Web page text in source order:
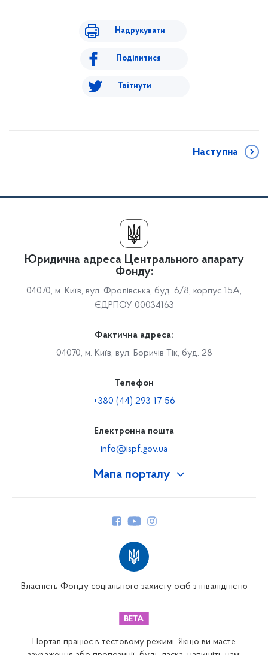
Надрукувати
Поділитися
Твітнути
Наступна
Мапа порталу
Закарпатське відділення
Юридична адреса Центрального апарату
Фонду:
04070, м. Київ, вул. Фролівська, буд. 6/8, корпус 15А,
ЄДРПОУ 00034163
Фактична адреса:
04070, м. Київ, вул. Боричів Тік, буд. 28
Телефон
+380 (44) 293-17-56
Електронна пошта
info@ispf.gov.ua
Власність Фонду соціального захисту осіб з інвалідністю
Портал працює в тестовому режимі. Якщо ви маєте